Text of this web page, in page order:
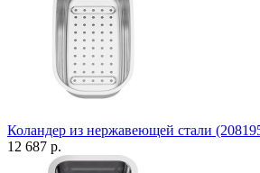
Коландер из нержавеющей стали
12 687 р.